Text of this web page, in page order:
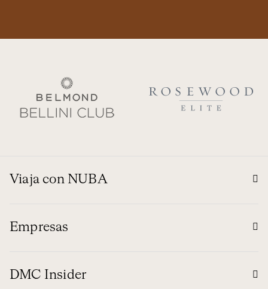
Viaja con NUBA
Empresas
DMC Insider